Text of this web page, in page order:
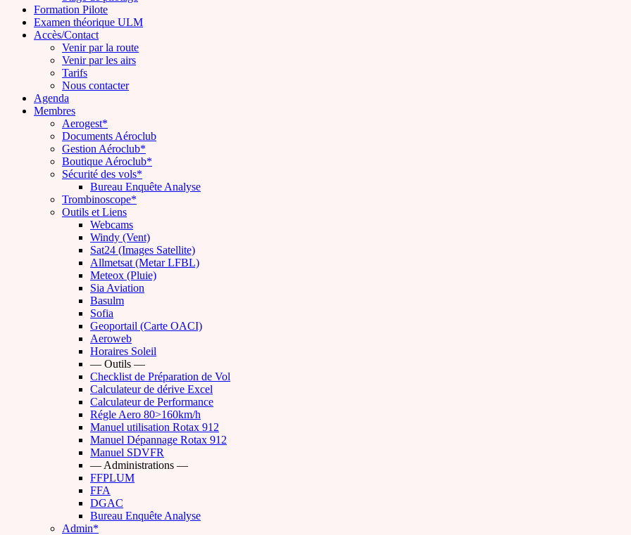
Formation Pilote
Examen théorique ULM
Accès/Contact
Venir par la route
Venir par les airs
Tarifs
Nous contacter
Agenda
Membres
Aerogest*
Documents Aéroclub
Gestion Aéroclub*
Boutique Aéroclub*
Sécurité des vols*
Bureau Enquête Analyse
Trombinoscope*
Outils et Liens
Webcams
Windy (Vent)
Sat24 (Images Satellite)
Allmetsat (Metar LFBL)
Meteox (Pluie)
Sia Aviation
Basulm
Sofia
Geoportail (Carte OACI)
Aeroweb
Horaires Soleil
— Outils —
Checklist de Préparation de Vol
Calculateur de dérive Excel
Calculateur de Performance
Régle Aero 80>160km/h
Manuel utilisation Rotax 912
Manuel Dépannage Rotax 912
Manuel SDVFR
— Administrations —
FFPLUM
FFA
DGAC
Bureau Enquête Analyse
Admin*